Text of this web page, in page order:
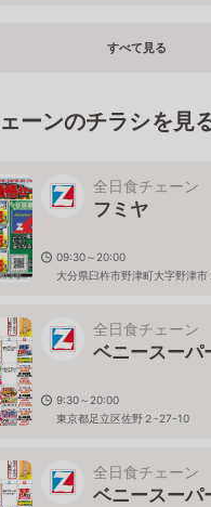
すべて見る
ーンのチラシを見
全日食チェーン
フミヤ
09:30～20:00
大分県臼杵市野津町大字野津市
全日食チェーン
ベニースーパ
9:30～20:00
東京都足立区佐野２-27-10
全日食チェーン
ベニースーパ